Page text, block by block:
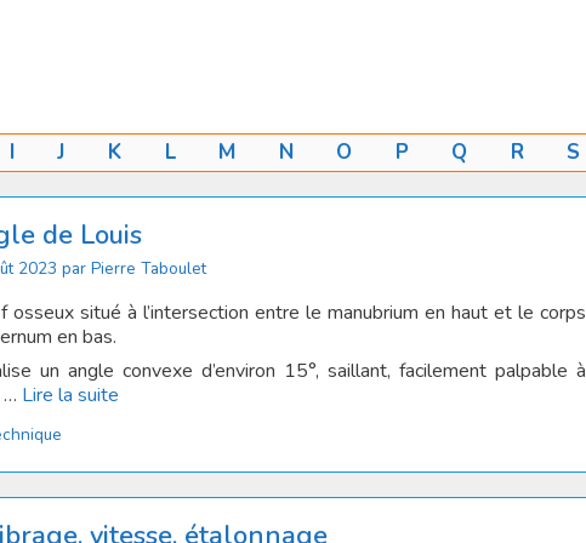
I J K L M N O P Q R S
de Louis
2023 par Pierre Taboulet
osseux situé à l’intersection entre le manubrium en haut et le corps
en bas.
un angle convexe d’environ 15°, saillant, facilement palpable à
… Lire la suite